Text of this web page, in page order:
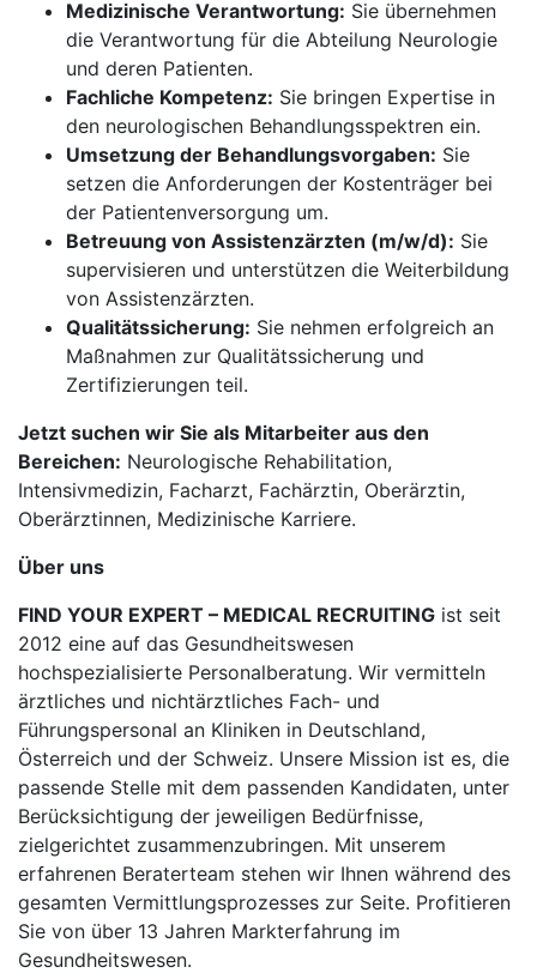
Medizinische Verantwortung: Sie übernehmen
die Verantwortung für die Abteilung Neurologie
und deren Patienten.
Fachliche Kompetenz: Sie bringen Expertise in
den neurologischen Behandlungsspektren ein.
Umsetzung der Behandlungsvorgaben: Sie
setzen die Anforderungen der Kostenträger bei
der Patientenversorgung um.
Betreuung von Assistenzärzten (m/w/d): Sie
supervisieren und unterstützen die Weiterbildung
von Assistenzärzten.
Qualitätssicherung: Sie nehmen erfolgreich an
Maßnahmen zur Qualitätssicherung und
Zertifizierungen teil.
Jetzt suchen wir Sie als Mitarbeiter aus den
Bereichen: Neurologische Rehabilitation,
Intensivmedizin, Facharzt, Fachärztin, Oberärztin,
Oberärztinnen, Medizinische Karriere.
Über uns
FIND YOUR EXPERT – MEDICAL RECRUITING ist seit
2012 eine auf das Gesundheitswesen
hochspezialisierte Personalberatung. Wir vermitteln
ärztliches und nichtärztliches Fach- und
Führungspersonal an Kliniken in Deutschland,
Österreich und der Schweiz. Unsere Mission ist es, die
passende Stelle mit dem passenden Kandidaten, unter
Berücksichtigung der jeweiligen Bedürfnisse,
zielgerichtet zusammenzubringen. Mit unserem
erfahrenen Beraterteam stehen wir Ihnen während des
gesamten Vermittlungsprozesses zur Seite. Profitieren
Sie von über 13 Jahren Markterfahrung im
Gesundheitswesen.